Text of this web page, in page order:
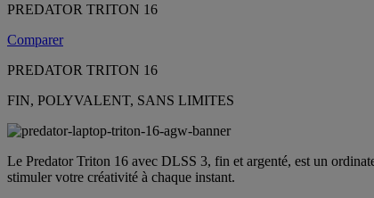
PREDATOR TRITON 16
Comparer
PREDATOR TRITON 16
FIN, POLYVALENT, SANS LIMITES
Le Predator Triton 16 avec DLSS 3, fin et argenté, est un
stimuler votre créativité à chaque instant.